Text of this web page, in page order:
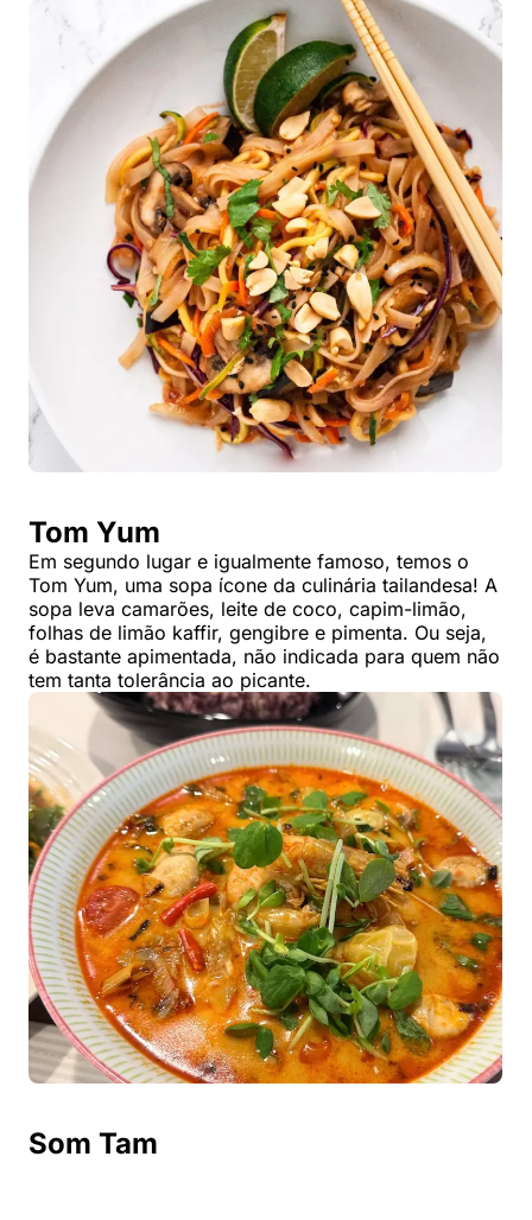
Tom Yum
Em segundo lugar e igualmente famoso, temos o
Tom Yum, uma sopa ícone da culinária tailandesa! A
sopa leva camarões, leite de coco, capim-limão,
folhas de limão kaffir, gengibre e pimenta. Ou seja,
é bastante apimentada, não indicada para quem não
tem tanta tolerância ao picante.
Som Tam